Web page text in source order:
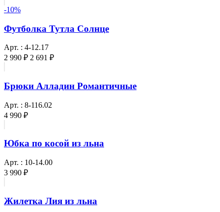
-10%
Футболка Тутла Солнце
Арт. : 4-12.17
2 990 ₽ 2 691 ₽
Брюки Алладин Романтичные
Арт. : 8-116.02
4 990 ₽
Юбка по косой из льна
Арт. : 10-14.00
3 990 ₽
Жилетка Лия из льна